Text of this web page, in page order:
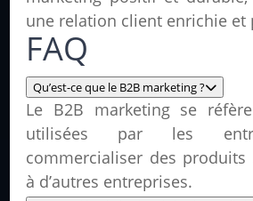
une relation client enrichie et
FAQ
Qu’est-ce que le B2B marketing ?
Le B2B marketing se
utilisées par les
commercialiser des produits
à d’autres entreprises.